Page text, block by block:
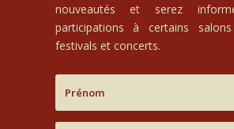
nouveautés et serez
participations à certains
festivals et concerts.